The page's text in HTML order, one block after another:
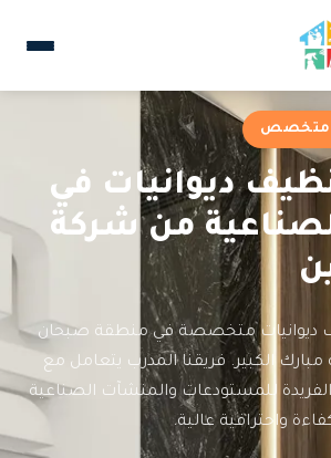
متخصص
ديوانيات في
من شركة
ديوانيات متخصصة في منطقة صبحان
الكبير. فريقنا المدرب يتعامل مع
للمستودعات والمنشآت الصناعية
واحترافية عالية.